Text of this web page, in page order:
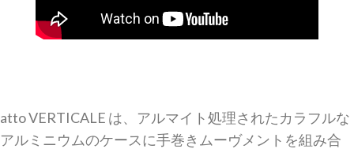
atto VERTICALE は、アルマイト処理されたカラフルな
アルミニウムのケースに手巻きムーヴメントを組み合